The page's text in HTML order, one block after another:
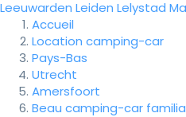
Leeuwarden Leiden Lelystad
Accueil
Location camping-car
Pays-Bas
Utrecht
Amersfoort
Beau camping-car